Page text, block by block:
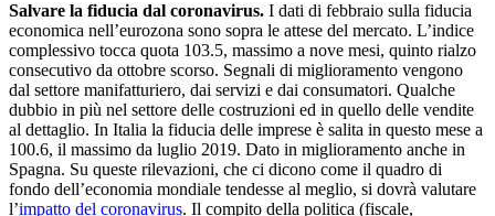
Salvare la fiducia dal coronavirus. I dati di febbraio sulla fiducia
economica nell’eurozona sono sopra le attese del mercato. L’indice
complessivo tocca quota 103.5, massimo a nove mesi, quinto rialzo
consecutivo da ottobre scorso. Segnali di miglioramento vengono
dal settore manifatturiero, dai servizi e dai consumatori. Qualche
dubbio in più nel settore delle costruzioni ed in quello delle vendite
al dettaglio. In Italia la fiducia delle imprese è salita in questo mese a
100.6, il massimo da luglio 2019. Dato in miglioramento anche in
Spagna. Su queste rilevazioni, che ci dicono come il quadro di
fondo dell’economia mondiale tendesse al meglio, si dovrà valutare
l’impatto del coronavirus. Il compito della politica (fiscale,